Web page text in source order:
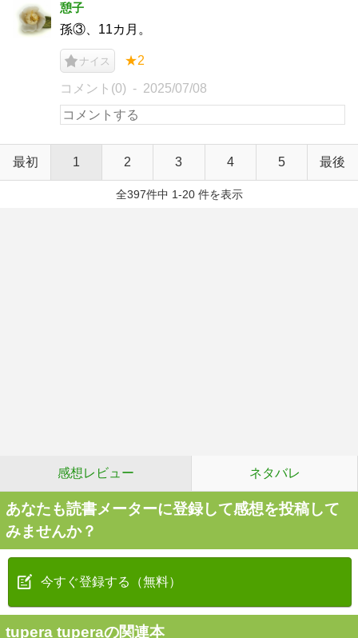
憩子
孫③、11カ月。
ナイス ★2
コメント(0) 2025/07/08
最初 1 2 3 4 5 最後
全397件中 1-20 件を表示
感想レビュー ネタバレ
あなたも読書メーターに登録して感想を投稿して
みませんか？
今すぐ登録する（無料）
tupera tuperaの関連本